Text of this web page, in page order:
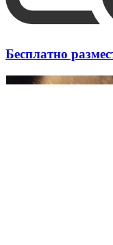
Бесплатно